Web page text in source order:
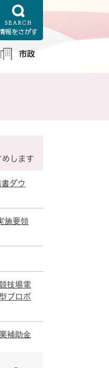
市政
めします
ダウ
施要領
技場電
プロポ
補助金